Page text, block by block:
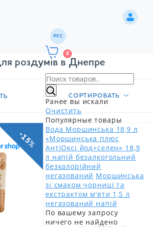
РУС
0
Ранее вы искали
Очистить
Популярные товары
Вода Моршинська 18,9 л
«Моршинська плюс
АнтіОксі йод+селен» 18,9
л напій безалкогольний
безкалорійний
негазований Моршинська
зі смаком чорниці та
екстрактом м'яти 1,5 л
негазований напій
По вашему запросу
ничего не найдено
роздумів в Днепре
СОРТИРОВАТЬ
-15%